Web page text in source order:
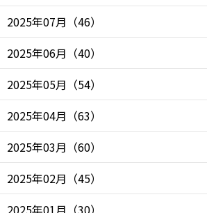
2025年07月 （46）
2025年06月 （40）
2025年05月 （54）
2025年04月 （63）
2025年03月 （60）
2025年02月 （45）
2025年01月 （30）